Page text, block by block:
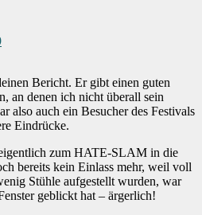
Bericht. Er gibt einen guten
an denen ich nicht überall sein
also auch ein Besucher des Festivals
Eindrücke.
zum HATE-SLAM in die
bereits kein Einlass mehr, weil voll
Stühle aufgestellt wurden, war
geblickt hat – ärgerlich!